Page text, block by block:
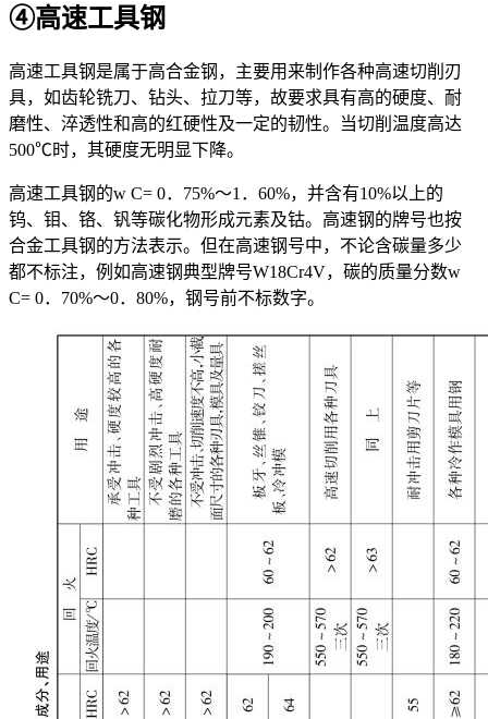
④高速工具钢
高速工具钢是属于高合金钢，主要用来制作各种高速切削刃
具，如齿轮铣刀、钻头、拉刀等，故要求具有高的硬度、耐
磨性、淬透性和高的红硬性及一定的韧性。当切削温度高达
500℃时，其硬度无明显下降。
高速工具钢的w C= 0．75%～1．60%，并含有10%以上的
钨、钼、铬、钒等碳化物形成元素及钴。高速钢的牌号也按
合金工具钢的方法表示。但在高速钢号中，不论含碳量多少
都不标注，例如高速钢典型牌号W18Cr4V，碳的质量分数w
C= 0．70%～0．80%，钢号前不标数字。